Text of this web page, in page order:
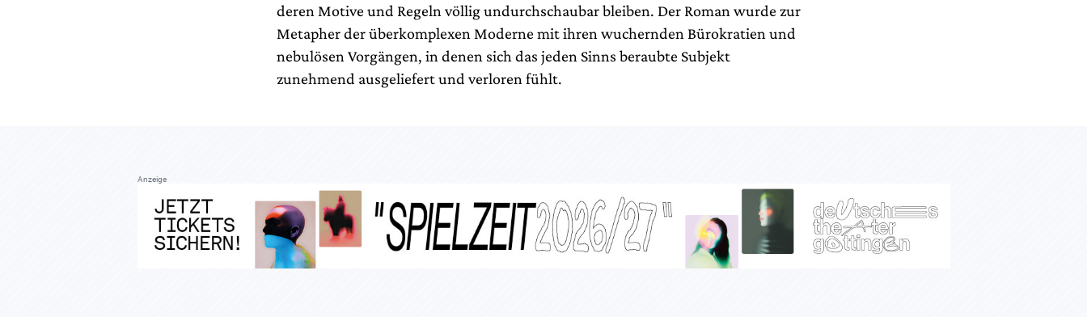
deren Motive und Regeln völlig undurchschaubar bleiben. Der Roman wurde zur
Metapher der überkomplexen Moderne mit ihren wuchernden Bürokratien und
nebulösen Vorgängen, in denen sich das jeden Sinns beraubte Subjekt
zunehmend ausgeliefert und verloren fühlt.
Anzeige